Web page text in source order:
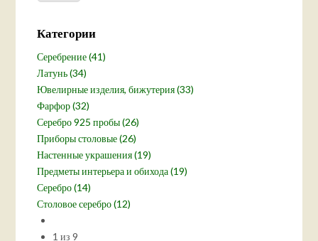
Категории
Серебрение (41)
Латунь (34)
Ювелирные изделия, бижутерия (33)
Фарфор (32)
Серебро 925 пробы (26)
Приборы столовые (26)
Настенные украшения (19)
Предметы интерьера и обихода (19)
Серебро (14)
Столовое серебро (12)
1 из 9